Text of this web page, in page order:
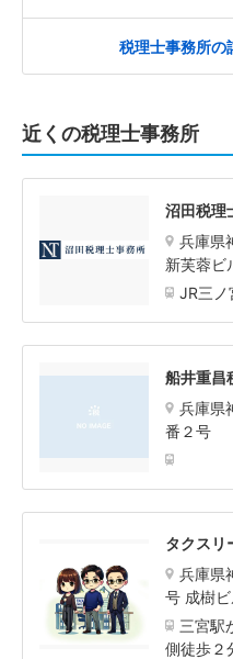
税理士事務所の
近くの税理士事務所
沼田税理
兵庫県
新芙蓉ビ
JR三ノ
船井重昌
兵庫県
番２号
タクスリ
兵庫県
号 成樹
三宮駅
側徒歩２